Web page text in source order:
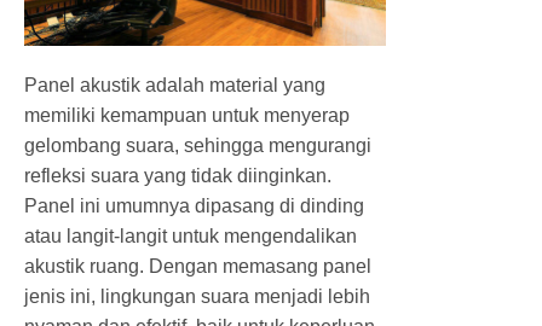
Panel akustik adalah material yang
memiliki kemampuan untuk menyerap
gelombang suara, sehingga mengurangi
refleksi suara yang tidak diinginkan.
Panel ini umumnya dipasang di dinding
atau langit-langit untuk mengendalikan
akustik ruang. Dengan memasang panel
jenis ini, lingkungan suara menjadi lebih